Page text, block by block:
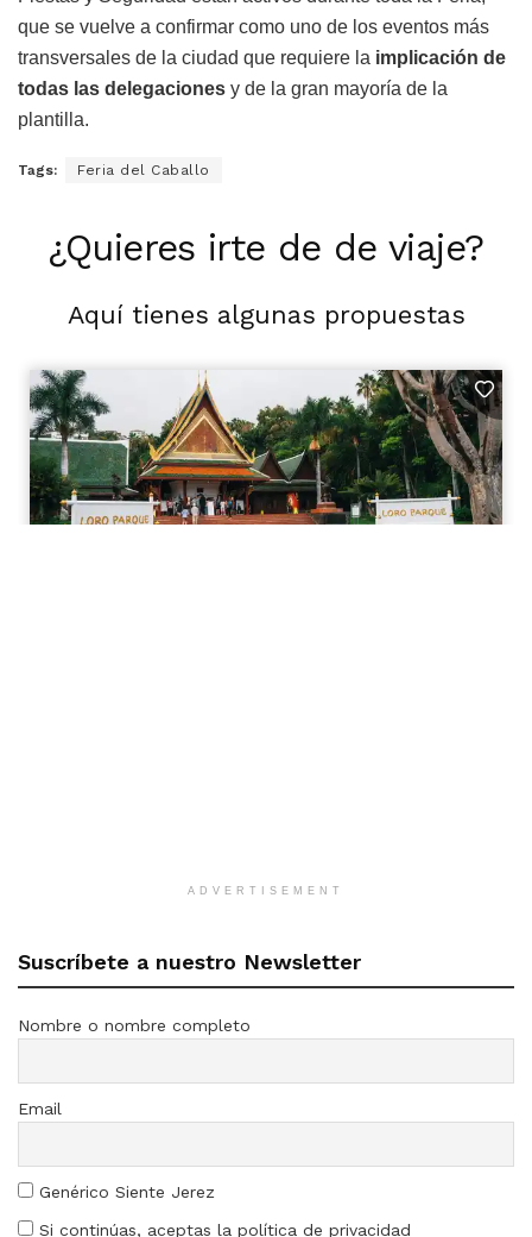
que se vuelve a confirmar como uno de los eventos más
transversales de la ciudad que requiere la implicación de
todas las delegaciones y de la gran mayoría de la
plantilla.
Tags: Feria del Caballo
¿Quieres irte de de viaje?
Aquí tienes algunas propuestas
ADVERTISEMENT
Suscríbete a nuestro Newsletter
Nombre o nombre completo
Email
Genérico Siente Jerez
Si continúas, aceptas la política de privacidad